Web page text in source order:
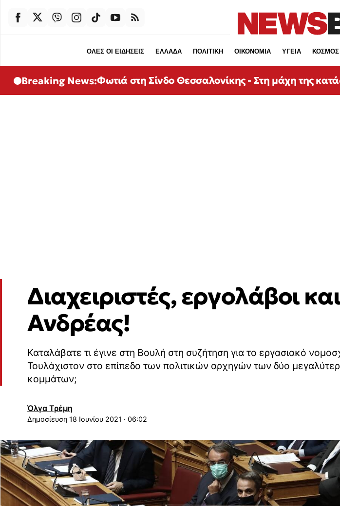
ΟΛΕΣ ΟΙ ΕΙΔΗΣΕΙΣ ΕΛΛΑΔΑ ΠΟΛΙΤΙΚΗ ΟΙΚΟΝΟΜΙΑ ΥΓΕΙΑ ΚΟΣΜΟΣ
Breaking News:Φωτιά στη Σίνδο Θεσσαλονίκης - Στη μάχη της
Διαχειριστές, εργολάβοι
Ανδρέας!
Καταλάβατε τι έγινε στη Βουλή στη συζήτηση για το εργασιακό
Τουλάχιστον στο επίπεδο των πολιτικών αρχηγών των δύο
κομμάτων;
Όλγα Τρέμη
18 Ιουνίου 2021 · 06:02